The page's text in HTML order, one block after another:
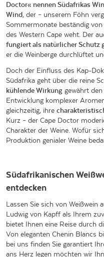
Doctor« nennen Südafrikas
Wind, der – unserem Föhn
Sommermonate beständig
des Western Cape weht. Der
fungiert als natürlicher Schutz
er die Weinberge durchlüftet
Doch der Einfluss des Kap-
Südafrika geht über die reine
kühlende Wirkung gewährt
Entwicklung komplexer
gleichzeitig, ihre
Kurz – der Cape Doctor
Charakter der Weine. Wofür
Produktion genialer Weine
Südafrikanischen
entdecken
Lassen Sie sich von Weißwein
Ludwig von Kapff als Ihrem
bietet Ihnen eine Reise durch
Von eleganten Chenin Blancs
bei uns finden Sie garantiert
ans Herz legen möchten wir